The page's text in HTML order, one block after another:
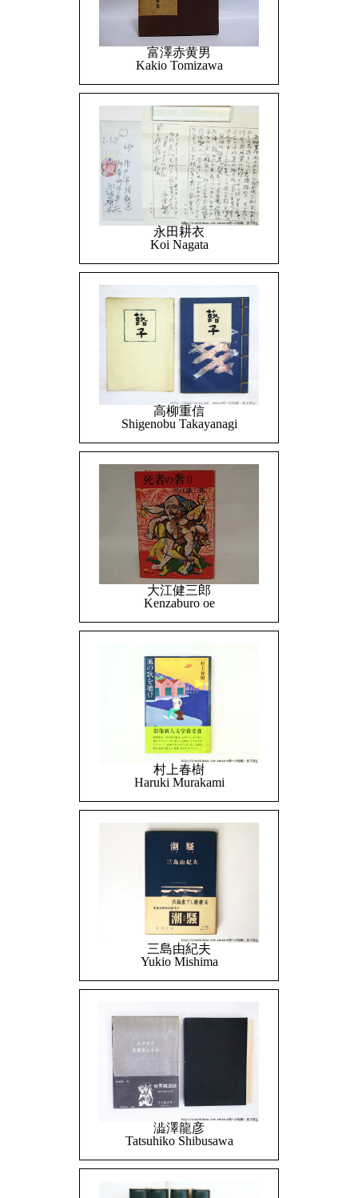
富澤赤黄男
Kakio Tomizawa
永田耕衣
Koi Nagata
高柳重信
Shigenobu Takayanagi
大江健三郎
Kenzaburo oe
村上春樹
Haruki Murakami
三島由紀夫
Yukio Mishima
澁澤龍彦
Tatsuhiko Shibusawa